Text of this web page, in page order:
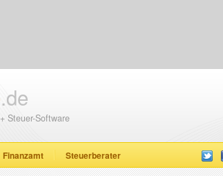
.de
Steuer-Software
Finanzamt Steuerberater